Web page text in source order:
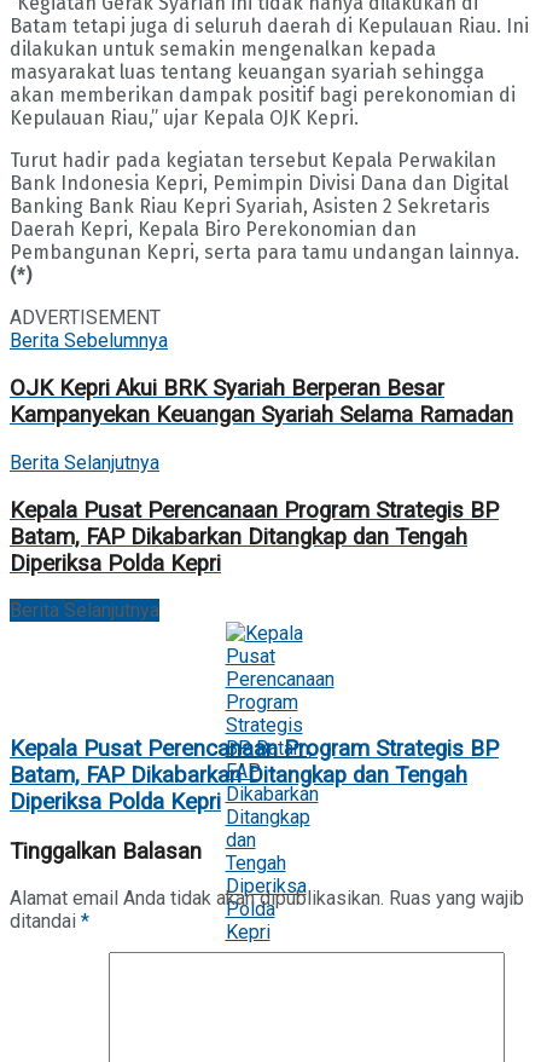
Batam tetapi juga di seluruh daerah di Kepulauan Riau. Ini
dilakukan untuk semakin mengenalkan kepada
masyarakat luas tentang keuangan syariah sehingga
akan memberikan dampak positif bagi perekonomian di
Kepulauan Riau,” ujar Kepala OJK Kepri.
Turut hadir pada kegiatan tersebut Kepala Perwakilan
Bank Indonesia Kepri, Pemimpin Divisi Dana dan Digital
Banking Bank Riau Kepri Syariah, Asisten 2 Sekretaris
Daerah Kepri, Kepala Biro Perekonomian dan
Pembangunan Kepri, serta para tamu undangan lainnya.
(*)
ADVERTISEMENT
Berita Sebelumnya
OJK Kepri Akui BRK Syariah Berperan Besar
Kampanyekan Keuangan Syariah Selama Ramadan
Berita Selanjutnya
Kepala Pusat Perencanaan Program Strategis BP
Batam, FAP Dikabarkan Ditangkap dan Tengah
Diperiksa Polda Kepri
Berita Selanjutnya
Kepala Pusat Perencanaan Program Strategis BP
Batam, FAP Dikabarkan Ditangkap dan Tengah
Diperiksa Polda Kepri
Tinggalkan Balasan
Alamat email Anda tidak akan dipublikasikan. Ruas yang wajib
ditandai *